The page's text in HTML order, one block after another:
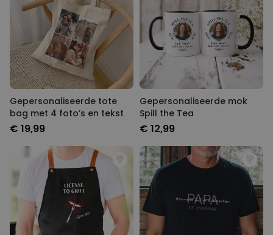
Gepersonaliseerde tote
bag met 4 foto’s en tekst
€ 19,99
Gepersonaliseerde mok
Spill the Tea
€ 12,99